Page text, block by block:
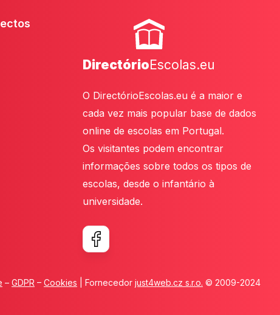
DirectórioEscolas.eu
O DirectórioEscolas.eu é a maior e
cada vez mais popular base de dados
online de escolas em Portugal.
Os visitantes podem encontrar
informações sobre todos os tipos de
escolas, desde o infantário à
universidade.
– GDPR – Cookies | Fornecedor just4web.cz s.r.o. © 2009-2024